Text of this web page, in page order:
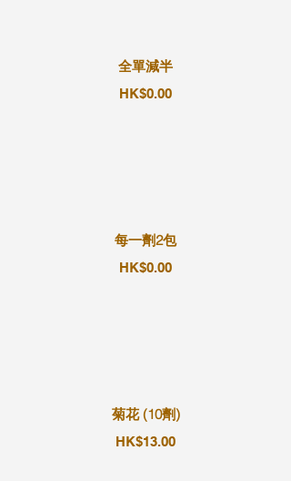
全單減半
HK$0.00
每一劑2包
HK$0.00
菊花 (10劑)
HK$13.00